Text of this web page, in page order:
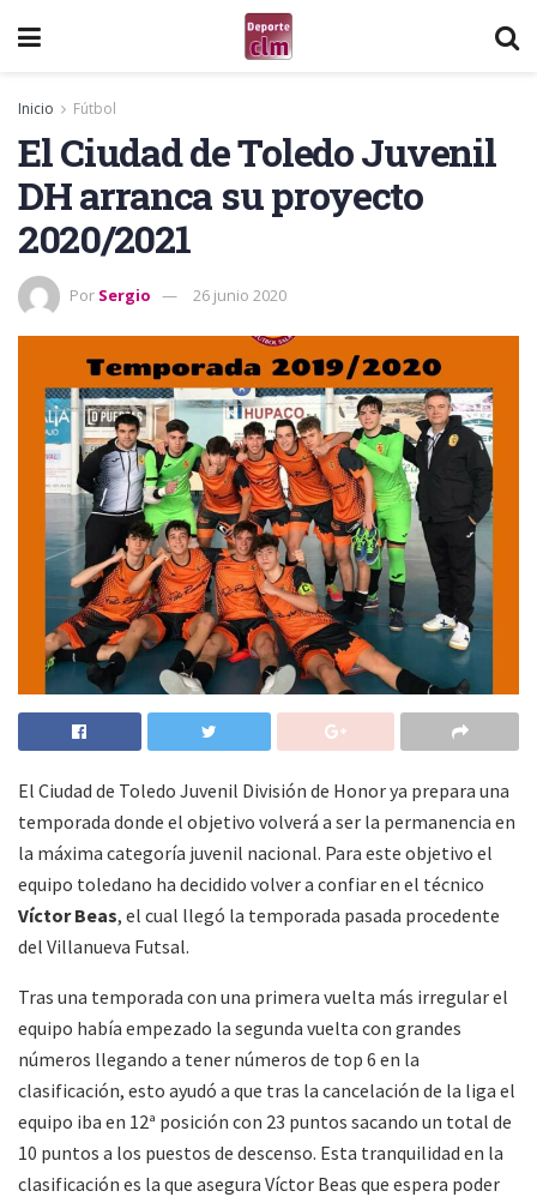
Inicio Fútbol
El Ciudad de Toledo Juvenil
DH arranca su proyecto
2020/2021
Por Sergio 26 junio 2020
El Ciudad de Toledo Juvenil División de Honor ya prepara una
temporada donde el objetivo volverá a ser la permanencia en
la máxima categoría juvenil nacional. Para este objetivo el
equipo toledano ha decidido volver a confiar en el técnico
Víctor Beas, el cual llegó la temporada pasada procedente
del Villanueva Futsal.
Tras una temporada con una primera vuelta más irregular el
equipo había empezado la segunda vuelta con grandes
números llegando a tener números de top 6 en la
clasificación, esto ayudó a que tras la cancelación de la liga el
equipo iba en 12ª posición con 23 puntos sacando un total de
10 puntos a los puestos de descenso. Esta tranquilidad en la
clasificación es la que asegura Víctor Beas que espera poder